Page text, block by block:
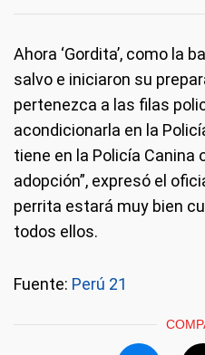
Ahora ‘Gordita’, como la
salvo e iniciaron su
pertenezca a las filas
acondicionarla en la
tiene en la Policía Canina
adopción”, expresó el
perrita estará muy bien
todos ellos.
Fuente: Perú 21